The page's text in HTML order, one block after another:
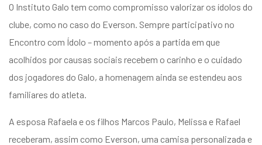
O Instituto Galo tem como compromisso valorizar os ídolos do
clube, como no caso do Everson. Sempre participativo no
Encontro com Ídolo – momento após a partida em que
acolhidos por causas sociais recebem o carinho e o cuidado
dos jogadores do Galo, a homenagem ainda se estendeu aos
familiares do atleta.
A esposa Rafaela e os filhos Marcos Paulo, Melissa e Rafael
receberam, assim como Everson, uma camisa personalizada e